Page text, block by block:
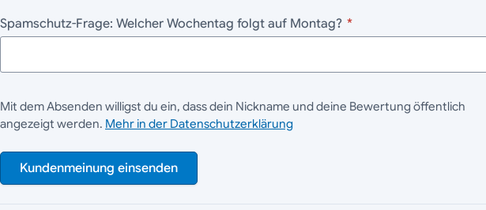
Spamschutz-Frage: Welcher Wochentag folgt auf Montag? *
Mit dem Absenden willigst du ein, dass dein Nickname und deine Bewertung öffentlich
angezeigt werden. Mehr in der Datenschutzerklärung
Kundenmeinung einsenden